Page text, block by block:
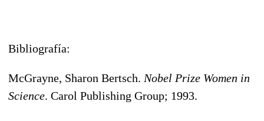
Bibliografía:
McGrayne, Sharon Bertsch. Nobel Prize Women in
Science. Carol Publishing Group; 1993.